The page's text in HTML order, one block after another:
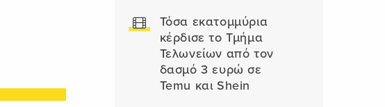
Τόσα εκατομμύρια
κέρδισε το Τμήμα
Τελωνείων από τον
δασμό 3 ευρώ σε
Temu και Shein